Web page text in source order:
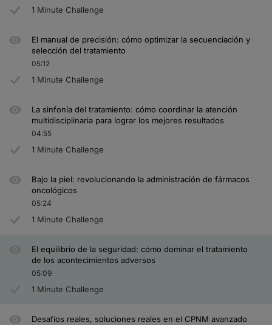
1 Minute Challenge
El manual de precisión: cómo optimizar la secuenciación y
selección del tratamiento
05:12
1 Minute Challenge
La sinfonía del tratamiento: cómo coordinar la atención
multidisciplinaria para lograr los mejores resultados
04:55
1 Minute Challenge
Bajo la piel: revolucionando la administración de fármacos
oncológicos
05:24
1 Minute Challenge
El equilibrio de la seguridad: cómo dominar el tratamiento
de los acontecimientos adversos
05:09
1 Minute Challenge
Desafíos reales, soluciones reales en el CPNM avanzado